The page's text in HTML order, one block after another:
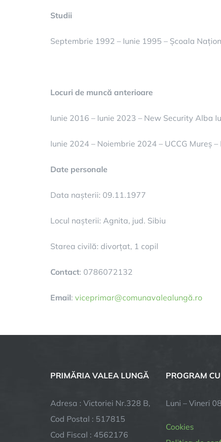
Studii
Septembrie 1992 – Iunie 1995 – Școala
Locuri de muncă anterioare
Iunie 2016 – Iunie 2023 – New Security Alba
Iunie 2024 – Noiembrie 2024 – UCCG Mureș
Date personale
Data nașterii: 09.11.1977
Locul nașterii: Agnita, jud. Sibiu
Starea civilă: divorțat, 1 copil
Contact: 0786072132
Email: viceprimar@comunavalealungă.ro
PRIMĂRIA VALEA LUNGĂ
Adresa : Victoriei Nr.328 B,
Cod Postal : 517815
Cod Fiscal : 4562176
PROGRAM
Luni – Vineri
Cookies